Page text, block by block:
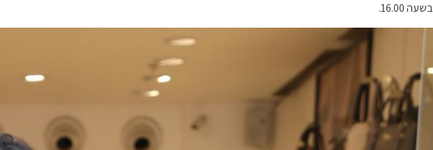
בשעה 16.00.